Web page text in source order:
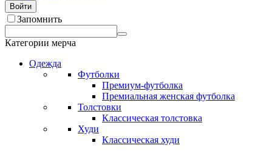
Войти
Запомнить
Категории мерча
Одежда
Футболки
Премиум-футболка
Премиальная женская футболка
Толстовки
Классическая толстовка
Худи
Классическая худи